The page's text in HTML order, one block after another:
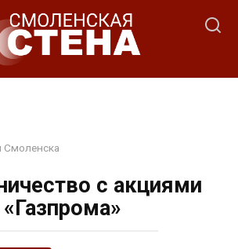
Смоленска
с акциями
«Газпрома»